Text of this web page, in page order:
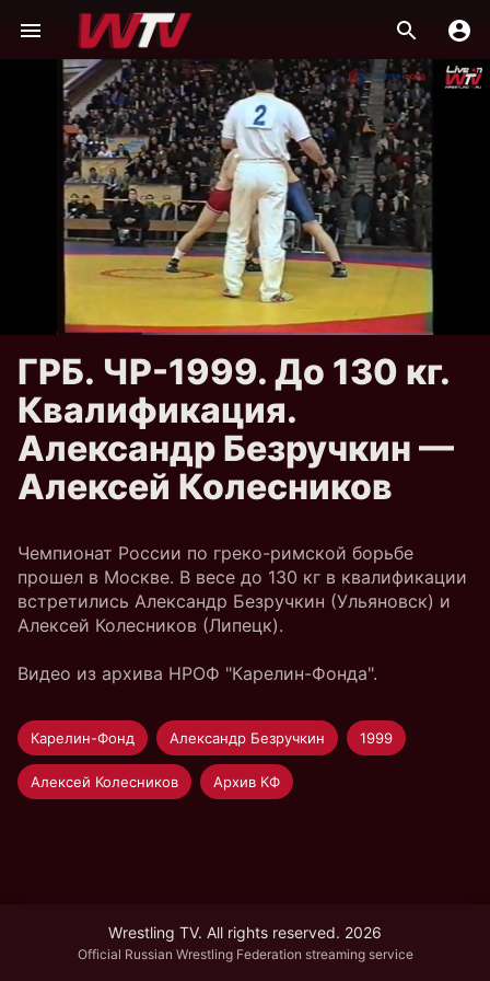
ГРБ. ЧР-1999. До 130 кг.
Квалификация.
Александр Безручкин —
Алексей Колесников
Чемпионат России по греко-римской борьбе
прошел в Москве. В весе до 130 кг в квалификации
встретились Александр Безручкин (Ульяновск) и
Алексей Колесников (Липецк).
Видео из архива НРОФ "Карелин-Фонда".
Карелин-Фонд Александр Безручкин 1999
Алексей Колесников Архив КФ
Wrestling TV. All rights reserved. 2026
Official Russian Wrestling Federation streaming service